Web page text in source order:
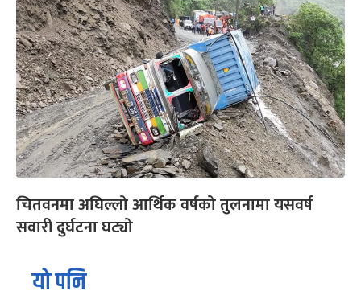
चितवनमा अघिल्लो आर्थिक वर्षको तुलनामा यसवर्ष
सवारी दुर्घटना घट्यो
यो पनि